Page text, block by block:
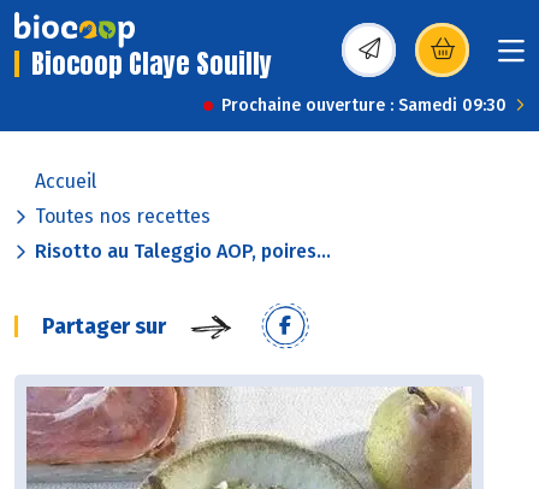
Biocoop Claye Souilly (s’ouvre dans une
Prochaine ouverture : Samedi 09:30
Accueil
Toutes nos recettes
Risotto au Taleggio AOP, poires...
Partager sur